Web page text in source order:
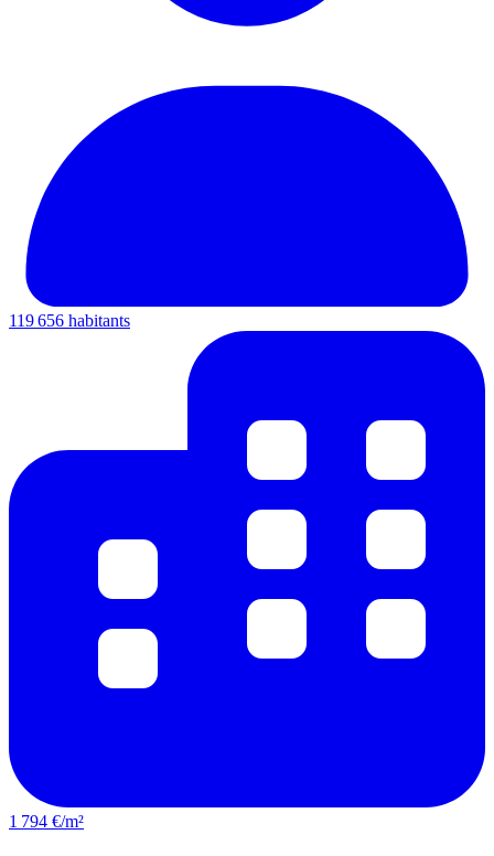
119 656 habitants
1 794 €/m²